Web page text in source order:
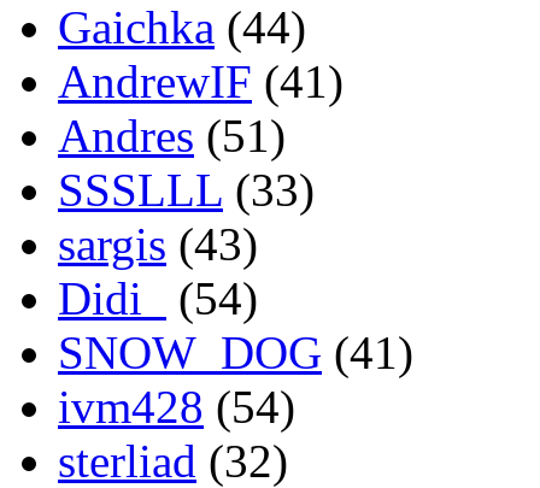
Gaichka (44)
AndrewIF (41)
Andres (51)
SSSLLL (33)
sargis (43)
Didi_
(54)
SNOW_DOG (41)
ivm428 (54)
sterliad (32)